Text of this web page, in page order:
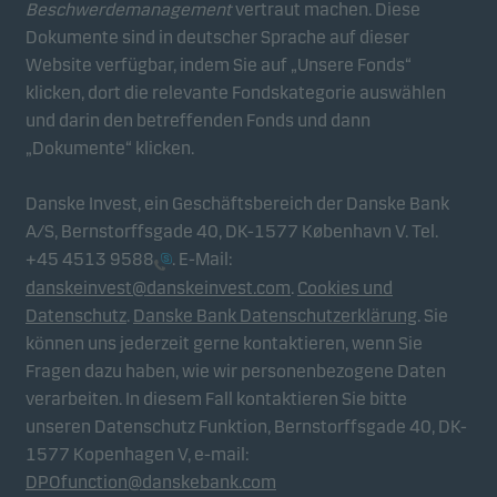
Beschwerdemanagementvertraut machen. Diese
Dokumente sind in deutscher Sprache auf dieser
Website verfügbar, indem Sie auf „Unsere Fonds“
klicken, dort die relevante Fondskategorie auswählen
und darin den betreffenden Fonds und dann
„Dokumente“ klicken.
Danske Invest, ein Geschäftsbereich der Danske Bank
A/S, Bernstorffsgade 40, DK-1577 København V. Tel.
+45 4513 9588
. E-Mail:
danskeinvest@danskeinvest.com. Cookies und
Datenschutz. Danske Bank Datenschutzerklärung. Sie
können uns jederzeit gerne kontaktieren, wenn Sie
Fragen dazu haben, wie wir personenbezogene Daten
verarbeiten. In diesem Fall kontaktieren Sie bitte
unseren Datenschutz Funktion, Bernstorffsgade 40, DK-
1577 Kopenhagen V, e-mail:
DPOfunction@danskebank.com
Analytische Cookies
Diese Cookies verwenden wir, um das Verhalten der
Benutzer unserer Websites auf aggregierter Ebene
nachzuverfolgen. So können wir die Leistung
Werbe-Cookies
Durch diese Cookies können wir Sie (Ihr Gerät)
identifizieren und Ihr Verhalten analysieren, um
Ihnen relevante Inhalte bereitzustellen.